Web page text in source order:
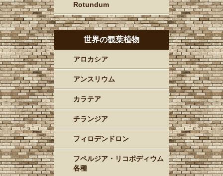
Rotundum
世界の観葉植物
アロカシア
アンスリウム
カラテア
チランジア
フィロデンドロン
フペルジア・リコポディウム
各種